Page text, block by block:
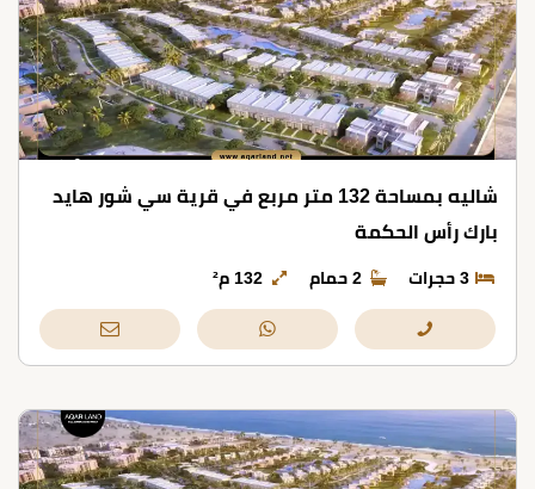
شاليه بمساحة 132 متر مربع في قرية سي شور هايد
بارك رأس الحكمة
3 حجرات 2 حمام 132 م²